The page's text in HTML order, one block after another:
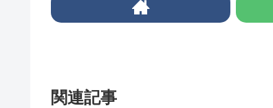
関連記事